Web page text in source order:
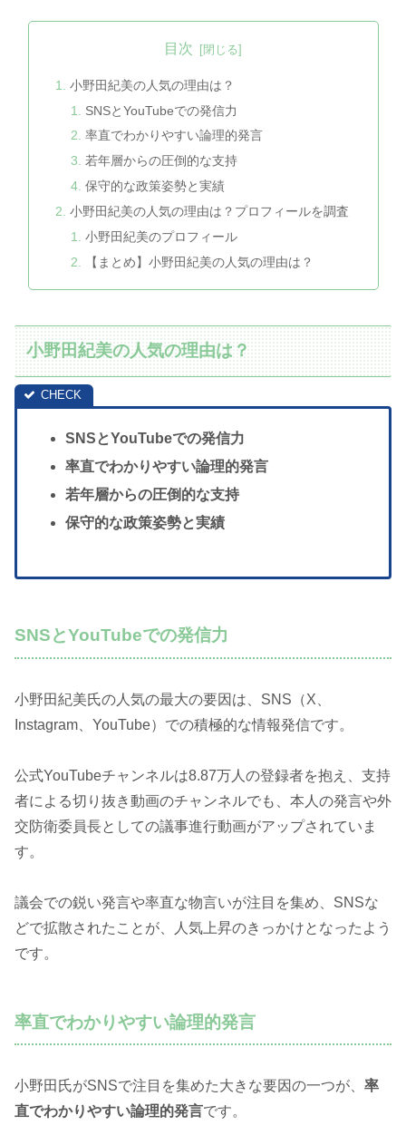
目次
小野田紀美の人気の理由は？
SNSとYouTubeでの発信力
率直でわかりやすい論理的発言
若年層からの圧倒的な支持
保守的な政策姿勢と実績
小野田紀美の人気の理由は？プロフィールを調査
小野田紀美のプロフィール
【まとめ】小野田紀美の人気の理由は？
小野田紀美の人気の理由は？
SNSとYouTubeでの発信力
率直でわかりやすい論理的発言
若年層からの圧倒的な支持
保守的な政策姿勢と実績
SNSとYouTubeでの発信力
小野田紀美氏の人気の最大の要因は、SNS（X、
Instagram、YouTube）での積極的な情報発信です。
公式YouTubeチャンネルは8.87万人の登録者を抱え、支持
者による切り抜き動画のチャンネルでも、本人の発言や外
交防衛委員長としての議事進行動画がアップされていま
す。
議会での鋭い発言や率直な物言いが注目を集め、SNSな
どで拡散されたことが、人気上昇のきっかけとなったよう
です。
率直でわかりやすい論理的発言
小野田氏がSNSで注目を集めた大きな要因の一つが、 率
直でわかりやすい論理的発言です。